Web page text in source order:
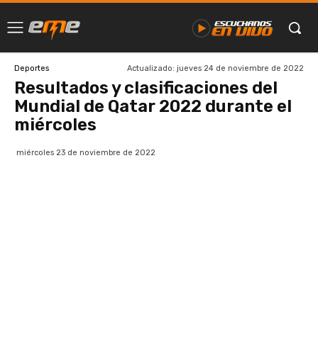
Deportes Actualizado: jueves 24 de noviembre de 2022
Resultados y clasificaciones del
Mundial de Qatar 2022 durante el
miércoles
miércoles 23 de noviembre de 2022